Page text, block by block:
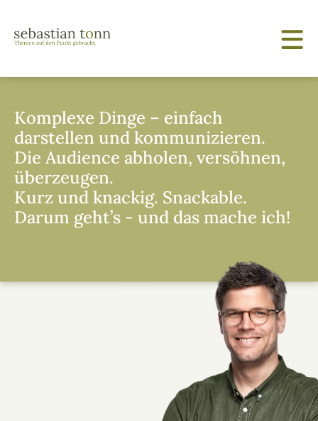
Komplexe Dinge – einfach
darstellen und kommunizieren.
Die Audience abholen, versöhnen,
überzeugen.
Kurz und knackig. Snackable.
Darum geht’s - und das mache ich!